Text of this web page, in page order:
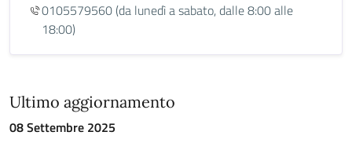
0105579560 (da lunedì a sabato, dalle 8:00 alle
18:00)
Ultimo aggiornamento
08 Settembre 2025